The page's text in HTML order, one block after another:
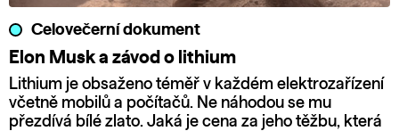
Celovečerní dokument
Elon Musk a závod o lithium
Lithium je obsaženo téměř v každém elektrozařízení
včetně mobilů a počítačů. Ne náhodou se mu
přezdívá bílé zlato. Jaká je cena za jeho těžbu, která